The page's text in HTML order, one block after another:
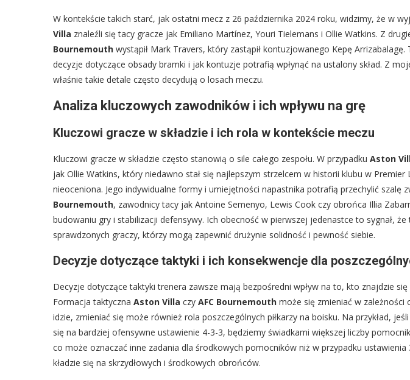
W kontekście takich starć, jak ostatni mecz z 26 października 2024 roku, widzimy, że w
Villa znaleźli się tacy gracze jak Emiliano Martínez, Youri Tielemans i Ollie Watkins. Z
Bournemouth wystąpił Mark Travers, który zastąpił kontuzjowanego Kepę
decyzje dotyczące obsady bramki i jak kontuzje potrafią wpłynąć na ustalony skład. Z
właśnie takie detale często decydują o losach meczu.
Analiza kluczowych zawodników i ich wpływu na grę
Kluczowi gracze w składzie i ich rola w kontekście meczu
Kluczowi gracze w składzie często stanowią o sile całego zespołu. W przypadku Aston
jak Ollie Watkins, który niedawno stał się najlepszym strzelcem w historii klubu w
nieoceniona. Jego indywidualne formy i umiejętności napastnika potrafią przechylić szalę
Bournemouth, zawodnicy tacy jak Antoine Semenyo, Lewis Cook czy obrońca Illia
budowaniu gry i stabilizacji defensywy. Ich obecność w pierwszej jedenastce to sygnał,
sprawdzonych graczy, którzy mogą zapewnić drużynie solidność i pewność siebie.
Decyzje dotyczące taktyki i ich konsekwencje dla
Decyzje dotyczące taktyki trenera zawsze mają bezpośredni wpływ na to, kto znajdzie się
Formacja taktyczna Aston Villa czy AFC Bournemouth może się zmieniać w zależności
idzie, zmieniać się może również rola poszczególnych piłkarzy na boisku. Na przykład,
się na bardziej ofensywne ustawienie 4-3-3, będziemy świadkami większej liczby
co może oznaczać inne zadania dla środkowych pomocników niż w przypadku ustawienia
kładzie się na skrzydłowych i środkowych obrońców.